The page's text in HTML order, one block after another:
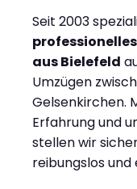
Seit 2003
aus Bielefeld
Umzügen
Gelsenkirchen.
Erfahrung und
stellen wir
reibungslos